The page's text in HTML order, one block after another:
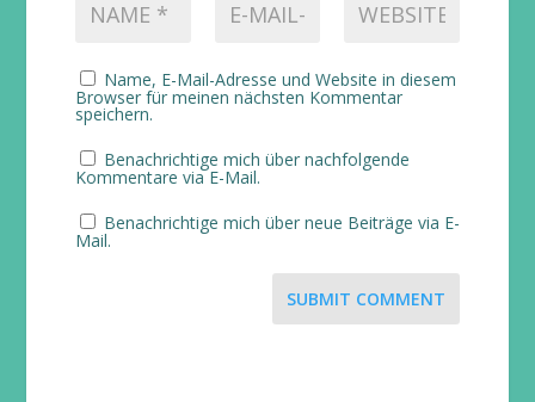
Name, E-Mail-Adresse und Website in diesem
Browser für meinen nächsten Kommentar
speichern.
Benachrichtige mich über nachfolgende
Kommentare via E-Mail.
Benachrichtige mich über neue Beiträge via E-
Mail.
SUBMIT COMMENT